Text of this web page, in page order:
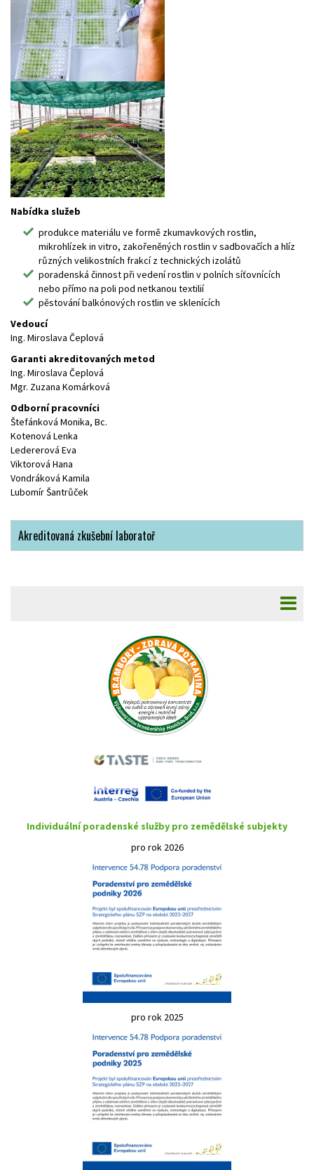
Nabídka služeb
produkce materiálu ve formě zkumavkových rostlin,
mikrohlízek in vitro, zakořeněných rostlin v sadbovačích a hlíz
různých velikostních frakcí z technických izolátů
poradenská činnost při vedení rostlin v polních síťovnících
nebo přímo na poli pod netkanou textilií
pěstování balkónových rostlin ve sklenících
Vedoucí
Ing. Miroslava Čeplová
Garanti akreditovaných metod
Ing. Miroslava Čeplová
Mgr. Zuzana Komárková
Odborní pracovníci
Štefánková Monika, Bc.
Kotenová Lenka
Ledererová Eva
Viktorová Hana
Vondráková Kamila
Lubomír Šantrůček
Akreditovaná zkušební laboratoř
Individuální poradenské služby pro zemědělské subjekty
pro rok 2026
pro rok 2025